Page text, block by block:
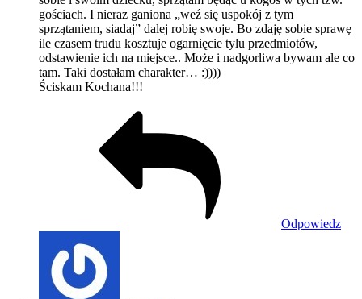
gościach. I nieraz ganiona „weź się uspokój z tym
sprzątaniem, siadaj” dalej robię swoje. Bo zdaję sobie sprawę
ile czasem trudu kosztuje ogarnięcie tylu przedmiotów,
odstawienie ich na miejsce.. Może i nadgorliwa bywam ale co
tam. Taki dostałam charakter… :))))
Ściskam Kochana!!!
Odpowiedz